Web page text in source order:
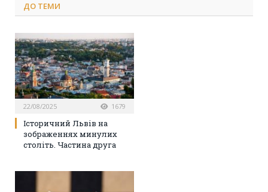
ДО ТЕМИ
22/08/2025 1679
Історичний Львів на
зображеннях минулих
століть. Частина друга